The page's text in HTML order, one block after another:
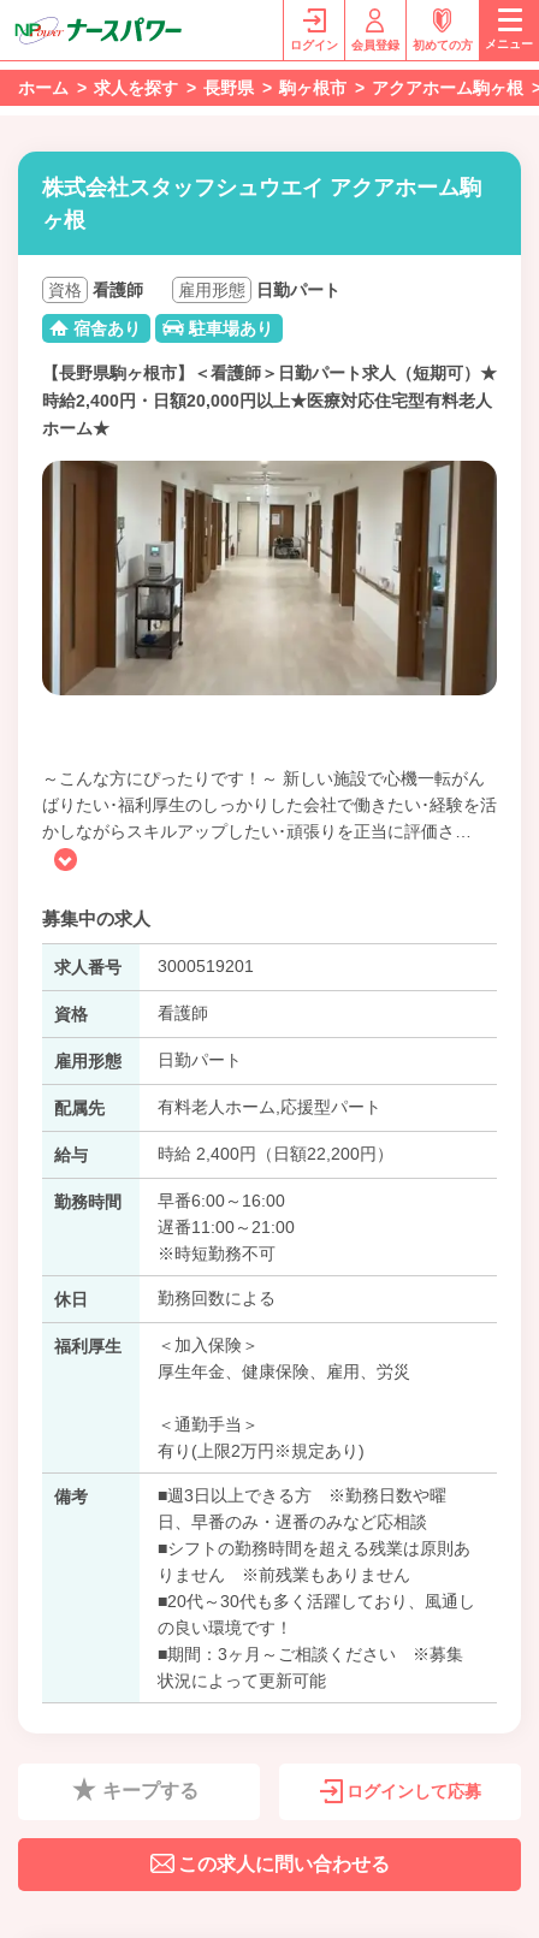
ログイン 会員登録 初めての方 メニュー
ホーム 求人を探す 長野県 駒ヶ根市 アクアホーム駒ヶ根
株式会社スタッフシュウエイ アクアホーム駒
ヶ根
資格 看護師 雇用形態
日勤パート
宿舎あり
駐車場あり
【長野県駒ヶ根市】＜看護師＞日勤パート求人（短期可）★
時給2,400円・日額20,000円以上★医療対応住宅型有料老人
ホーム★
～こんな方にぴったりです！～ 新しい施設で心機一転がん
ばりたい･福利厚生のしっかりした会社で働きたい･経験を活
かしながらスキルアップしたい･頑張りを正当に評価さ
募集中の求人
求人番号 3000519201
資格 看護師
雇用形態 日勤パート
配属先 有料老人ホーム,応援型パート
給与 時給 2,400円（日額22,200円）
勤務時間
早番6:00～16:00
遅番11:00～21:00
※時短勤務不可
休日 勤務回数による
福利厚生
＜加入保険＞
厚生年金、健康保険、雇用、労災
＜通勤手当＞
有り(上限2万円※規定あり)
備考
■週3日以上できる方 ※勤務日数や曜
日、早番のみ・遅番のみなど応相談
■シフトの勤務時間を超える残業は原則あ
りません ※前残業もありません
■20代～30代も多く活躍しており、風通し
の良い環境です！
■期間：3ヶ月～ご相談ください ※募集
状況によって更新可能
キープする ログインして応募
この求人に問い合わせる